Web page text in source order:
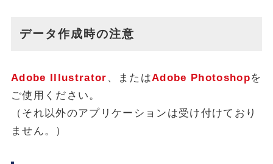
データ作成時の注意
Adobe Illustrator 、またはAdobe Photoshopを
ご使用ください。
（それ以外のアプリケーションは受け付けており
ません。）